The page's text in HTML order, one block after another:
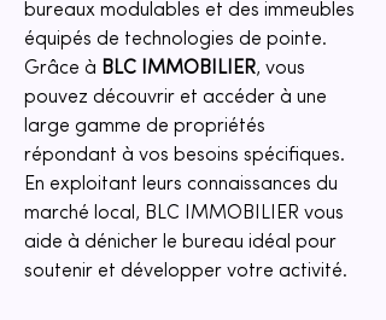
bureaux modulables et des immeubles
équipés de technologies de pointe.
Grâce à BLC IMMOBILIER, vous
pouvez découvrir et accéder à une
large gamme de propriétés
répondant à vos besoins spécifiques.
En exploitant leurs connaissances du
marché local, BLC IMMOBILIER vous
aide à dénicher le bureau idéal pour
soutenir et développer votre activité.